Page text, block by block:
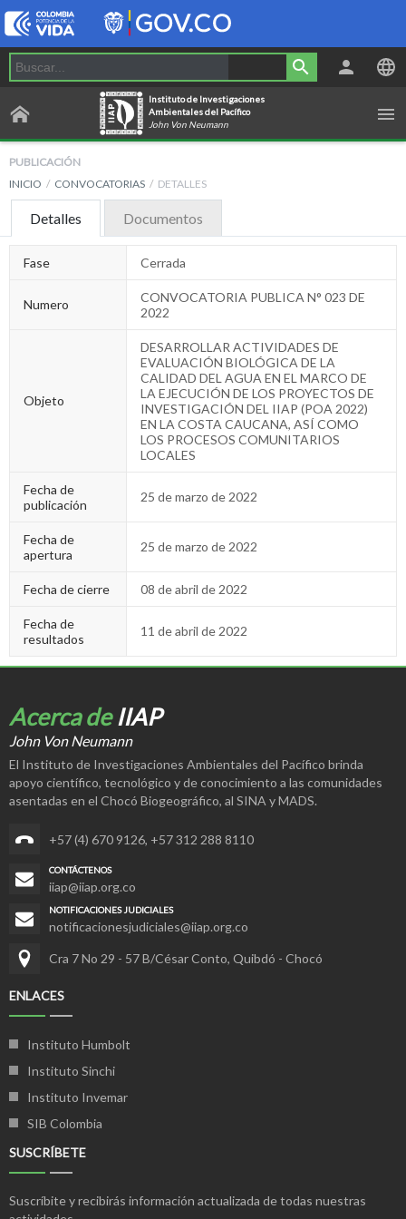
Instituto de Investigaciones
Ambientales del Pacífico
John Von Neumann
PUBLICACIÓN
INICIO
CONVOCATORIAS DETALLES
Detalles Documentos
Fase Cerrada
Numero
CONVOCATORIA PUBLICA N° 023 DE
2022
Objeto
DESARROLLAR ACTIVIDADES DE
EVALUACIÓN BIOLÓGICA DE LA
CALIDAD DEL AGUA EN EL MARCO DE
LA EJECUCIÓN DE LOS PROYECTOS DE
INVESTIGACIÓN DEL IIAP (POA 2022)
EN LA COSTA CAUCANA, ASÍ COMO
LOS PROCESOS COMUNITARIOS
LOCALES
Fecha de
publicación
25 de marzo de 2022
Fecha de
apertura
25 de marzo de 2022
Fecha de cierre 08 de abril de 2022
Fecha de
resultados
11 de abril de 2022
Acerca deIIAP
John Von Neumann
El Instituto de Investigaciones Ambientales del Pacífico brinda
apoyo científico, tecnológico y de conocimiento a las comunidades
asentadas en el Chocó Biogeográfico, al SINA y MADS.
+57 (4) 670 9126, +57 312 288 8110
CONTÁCTENOS
iiap@iiap.org.co
NOTIFICACIONES JUDICIALES
notificacionesjudiciales@iiap.org.co
Cra 7 No 29 - 57 B/César Conto, Quibdó - Chocó
ENLACES
Instituto Humbolt
Instituto Sinchi
Instituto Invemar
SIB Colombia
SUSCRÍBETE
Suscríbite y recibirás información actualizada de todas nuestras